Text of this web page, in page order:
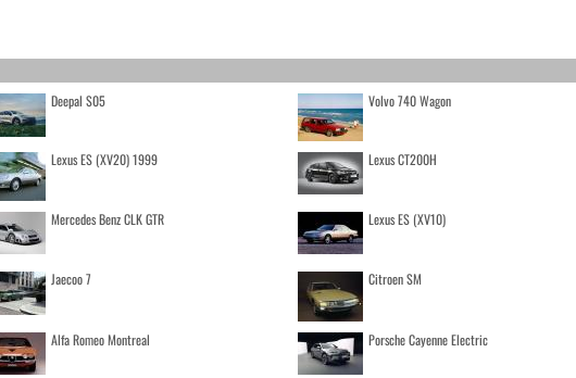
Deepal S05 Volvo 740 Wagon
Lexus ES (XV20) 1999 Lexus CT200H
Mercedes Benz CLK GTR Lexus ES (XV10)
Jaecoo 7 Citroen SM
Alfa Romeo Montreal Porsche Cayenne Electric